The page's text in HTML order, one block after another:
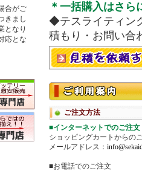
＊一括購入はさら
◆テスライティン
積もり・お問い合